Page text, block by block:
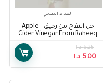
الغذاء الصحي
خل التفاح من رحيق – Apple
Cider Vinegar From Raheeq
6.25 د.ا
5.00 د.ا